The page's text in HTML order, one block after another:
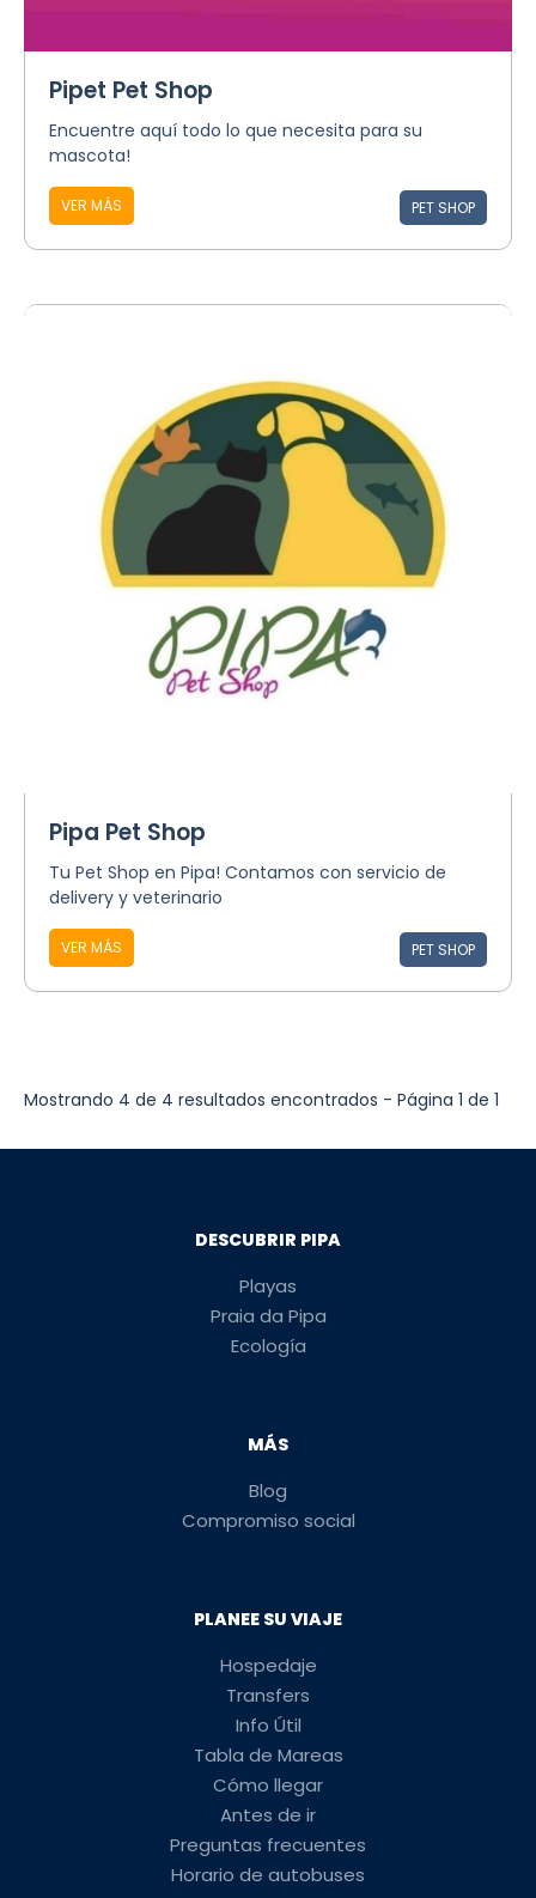
Pipet Pet Shop
Encuentre aquí todo lo que necesita para su
mascota!
VER MÁS PET SHOP
Pipa Pet Shop
Tu Pet Shop en Pipa! Contamos con servicio de
delivery y veterinario
VER MÁS PET SHOP
Mostrando 4 de 4 resultados encontrados - Página 1 de 1
DESCUBRIR PIPA
Playas
Praia da Pipa
Ecología
MÁS
Blog
Compromiso social
PLANEE SU VIAJE
Hospedaje
Transfers
Info Útil
Tabla de Mareas
Cómo llegar
Antes de ir
Preguntas frecuentes
Horario de autobuses